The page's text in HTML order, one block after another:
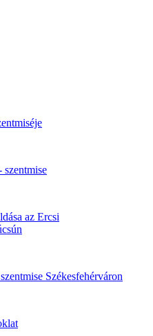
szentmise
az Ercsi
Székesfehérváron